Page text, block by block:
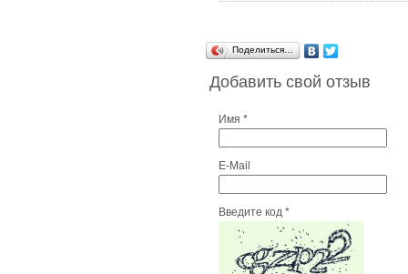
Поделиться…
Добавить свой отзыв
Имя *
E-Mail
Введите код *